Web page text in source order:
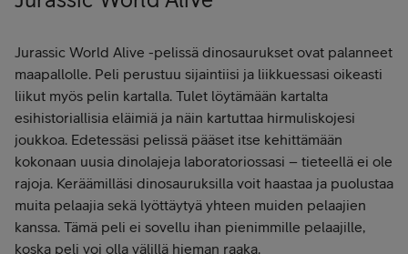
Jurassic World Alive -pelissä dinosaurukset ovat palanneet
maapallolle. Peli perustuu sijaintiisi ja liikkuessasi oikeasti
liikut myös pelin kartalla. Tulet löytämään kartalta
esihistoriallisia eläimiä ja näin kartuttaa hirmuliskojesi
joukkoa. Edetessäsi pelissä pääset itse kehittämään
kokonaan uusia dinolajeja laboratoriossasi – tieteellä ei ole
rajoja. Keräämilläsi dinosauruksilla voit haastaa ja puolustaa
muita pelaajia sekä lyöttäytyä yhteen muiden pelaajien
kanssa. Tämä peli ei sovellu ihan pienimmille pelaajille,
koska peli voi olla välillä hieman raaka.